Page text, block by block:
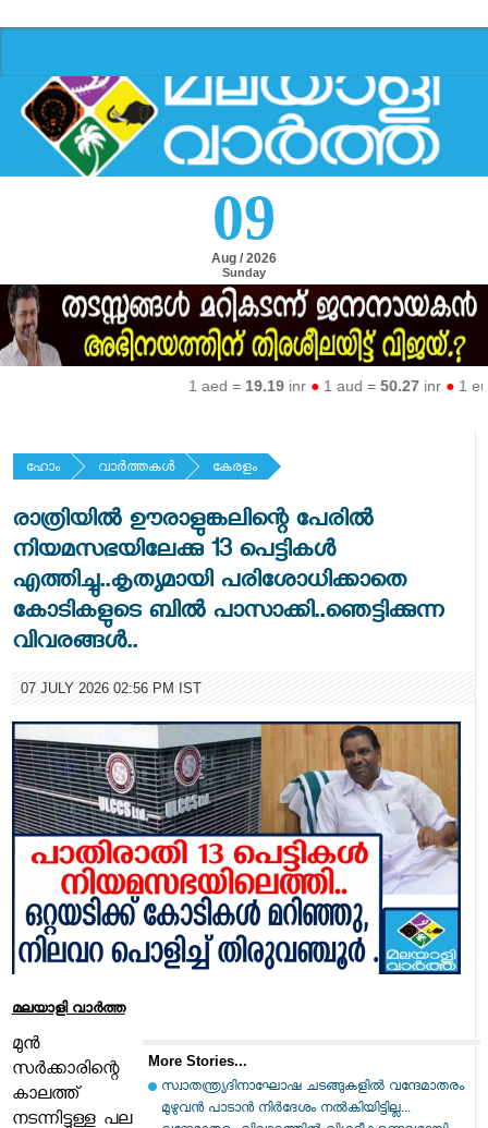
09
Aug / 2026
Sunday
1 aed =19.19inr●1 aud =50.27inr●1 eur =
ഹോം വാര്‍ത്തകള്‍ കേരളം
രാത്രിയിൽ ഊരാളുങ്കലിന്റെ പേരിൽ
നിയമസഭയിലേക്കു 13 പെട്ടികൾ
എത്തിച്ചു..കൃത്യമായി പരിശോധിക്കാതെ
കോടികളുടെ ബിൽ പാസാക്കി..ഞെട്ടിക്കുന്ന
വിവരങ്ങൾ..
07 JULY 2026 02:56 PM IST
മലയാളി വാര്‍ത്ത
More Stories...
സ്വാതന്ത്ര്യദിനാഘോഷ ചടങ്ങുകളിൽ വന്ദേമാതരം
മുഴുവൻ പാടാൻ നിർദേശം നൽകിയിട്ടില്ല...
മുൻ
സർക്കാരിന്റെ
കാലത്ത്
നടന്നിട്ടുള്ള പല